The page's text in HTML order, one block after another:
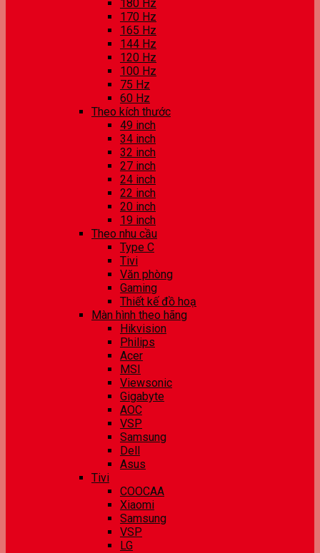
180 Hz
170 Hz
165 Hz
144 Hz
120 Hz
100 Hz
75 Hz
60 Hz
Theo kích thước
49 inch
34 inch
32 inch
27 inch
24 inch
22 inch
20 inch
19 inch
Theo nhu cầu
Type C
Tivi
Văn phòng
Gaming
Thiết kế đồ hoạ
Màn hình theo hãng
Hikvision
Philips
Acer
MSI
Viewsonic
Gigabyte
AOC
VSP
Samsung
Dell
Asus
Tivi
COOCAA
Xiaomi
Samsung
VSP
LG